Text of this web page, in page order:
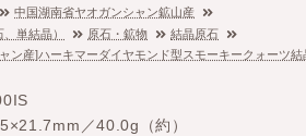
中国湖南省ヤオガンシャン鉱山産
単結晶）
原石・鉱物
結晶原石
ン産]ハーキマーダイヤモンド型スモーキークォーツ
／40.0g（約）